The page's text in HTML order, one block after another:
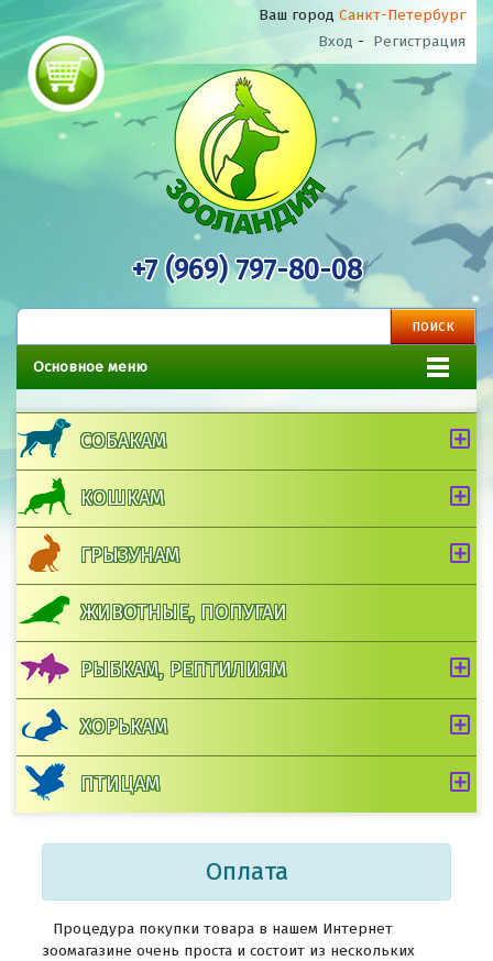
Ваш город Санкт-Петербург
Вход - Регистрация
+7 (969) 797-80-08
Основное меню
СОБАКАМ
КОШКАМ
ГРЫЗУНАМ
ЖИВОТНЫЕ, ПОПУГАИ
РЫБКАМ, РЕПТИЛИЯМ
ХОРЬКАМ
ПТИЦАМ
Оплата
Процедура покупки товара в нашем Интернет
зоомагазине очень проста и состоит из нескольких